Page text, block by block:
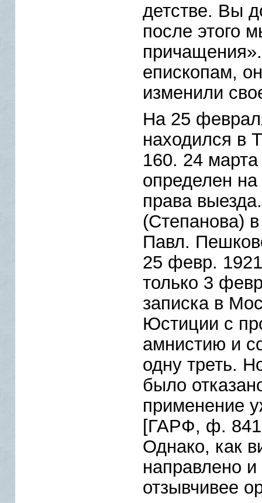
детстве. Вы
после этого
епископам,
изменили
На 25
находился в
160. 24
определен
права
(Степанова)
Павл.
25 февр.
только 3
записка в
Юстиции с
амнистию и
одну треть.
было
применение
[ГАРФ, ф.
Однако, как
направлено
отзывчивее